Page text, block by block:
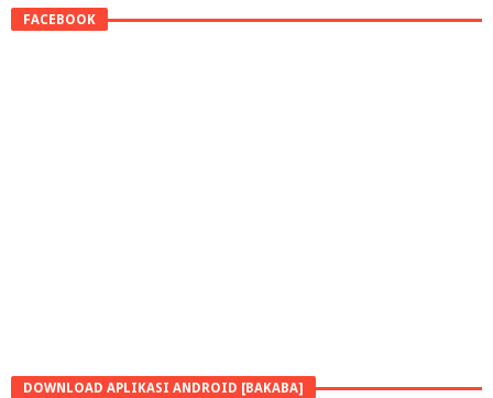
FACEBOOK
DOWNLOAD APLIKASI ANDROID [BAKABA]